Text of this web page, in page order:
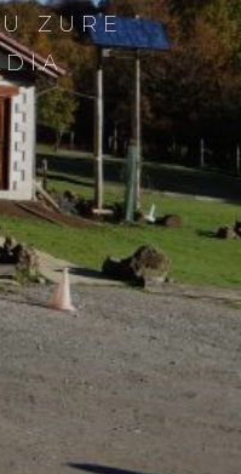
ZURE